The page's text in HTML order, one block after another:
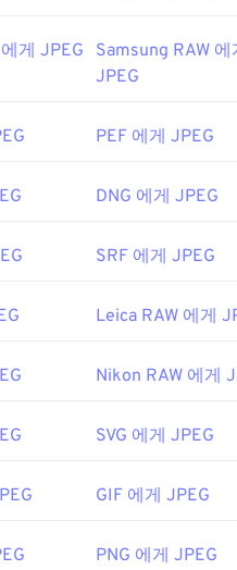
게 JPEG
Samsung RAW 에
JPEG
PEF 에게 JPEG
DNG 에게 JPEG
SRF 에게 JPEG
Leica RAW 에게
Nikon RAW 에게
SVG 에게 JPEG
GIF 에게 JPEG
PNG 에게 JPEG